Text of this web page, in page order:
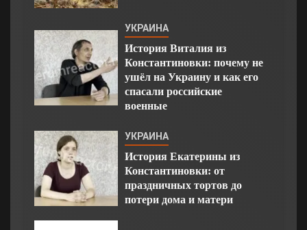
УКРАИНА
История Виталия из
Константиновки: почему не
ушёл на Украину и как его
спасали российские
военные
УКРАИНА
История Екатерины из
Константиновки: от
праздничных тортов до
потери дома и матери